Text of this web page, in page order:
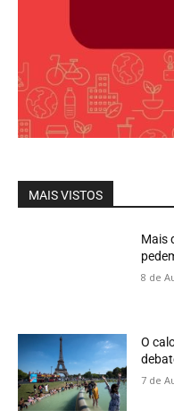
MAIS VISTOS
Mais
8 de
O
7 de